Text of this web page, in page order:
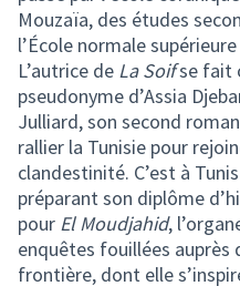
Mouzaïa, des études
l’École normale
L’autrice de La Soifse fait
pseudonyme d’Assia
Julliard, son second
rallier la Tunisie pour
clandestinité. C’est à
préparant son diplôme
pour El Moudjahid,
enquêtes fouillées auprès
frontière, dont elle